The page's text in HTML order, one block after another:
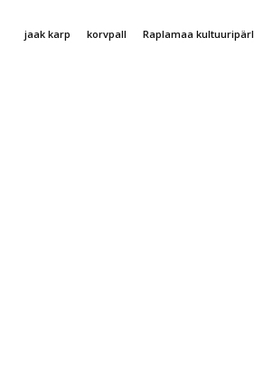
jaak karp korvpall Raplamaa kultuuripärl